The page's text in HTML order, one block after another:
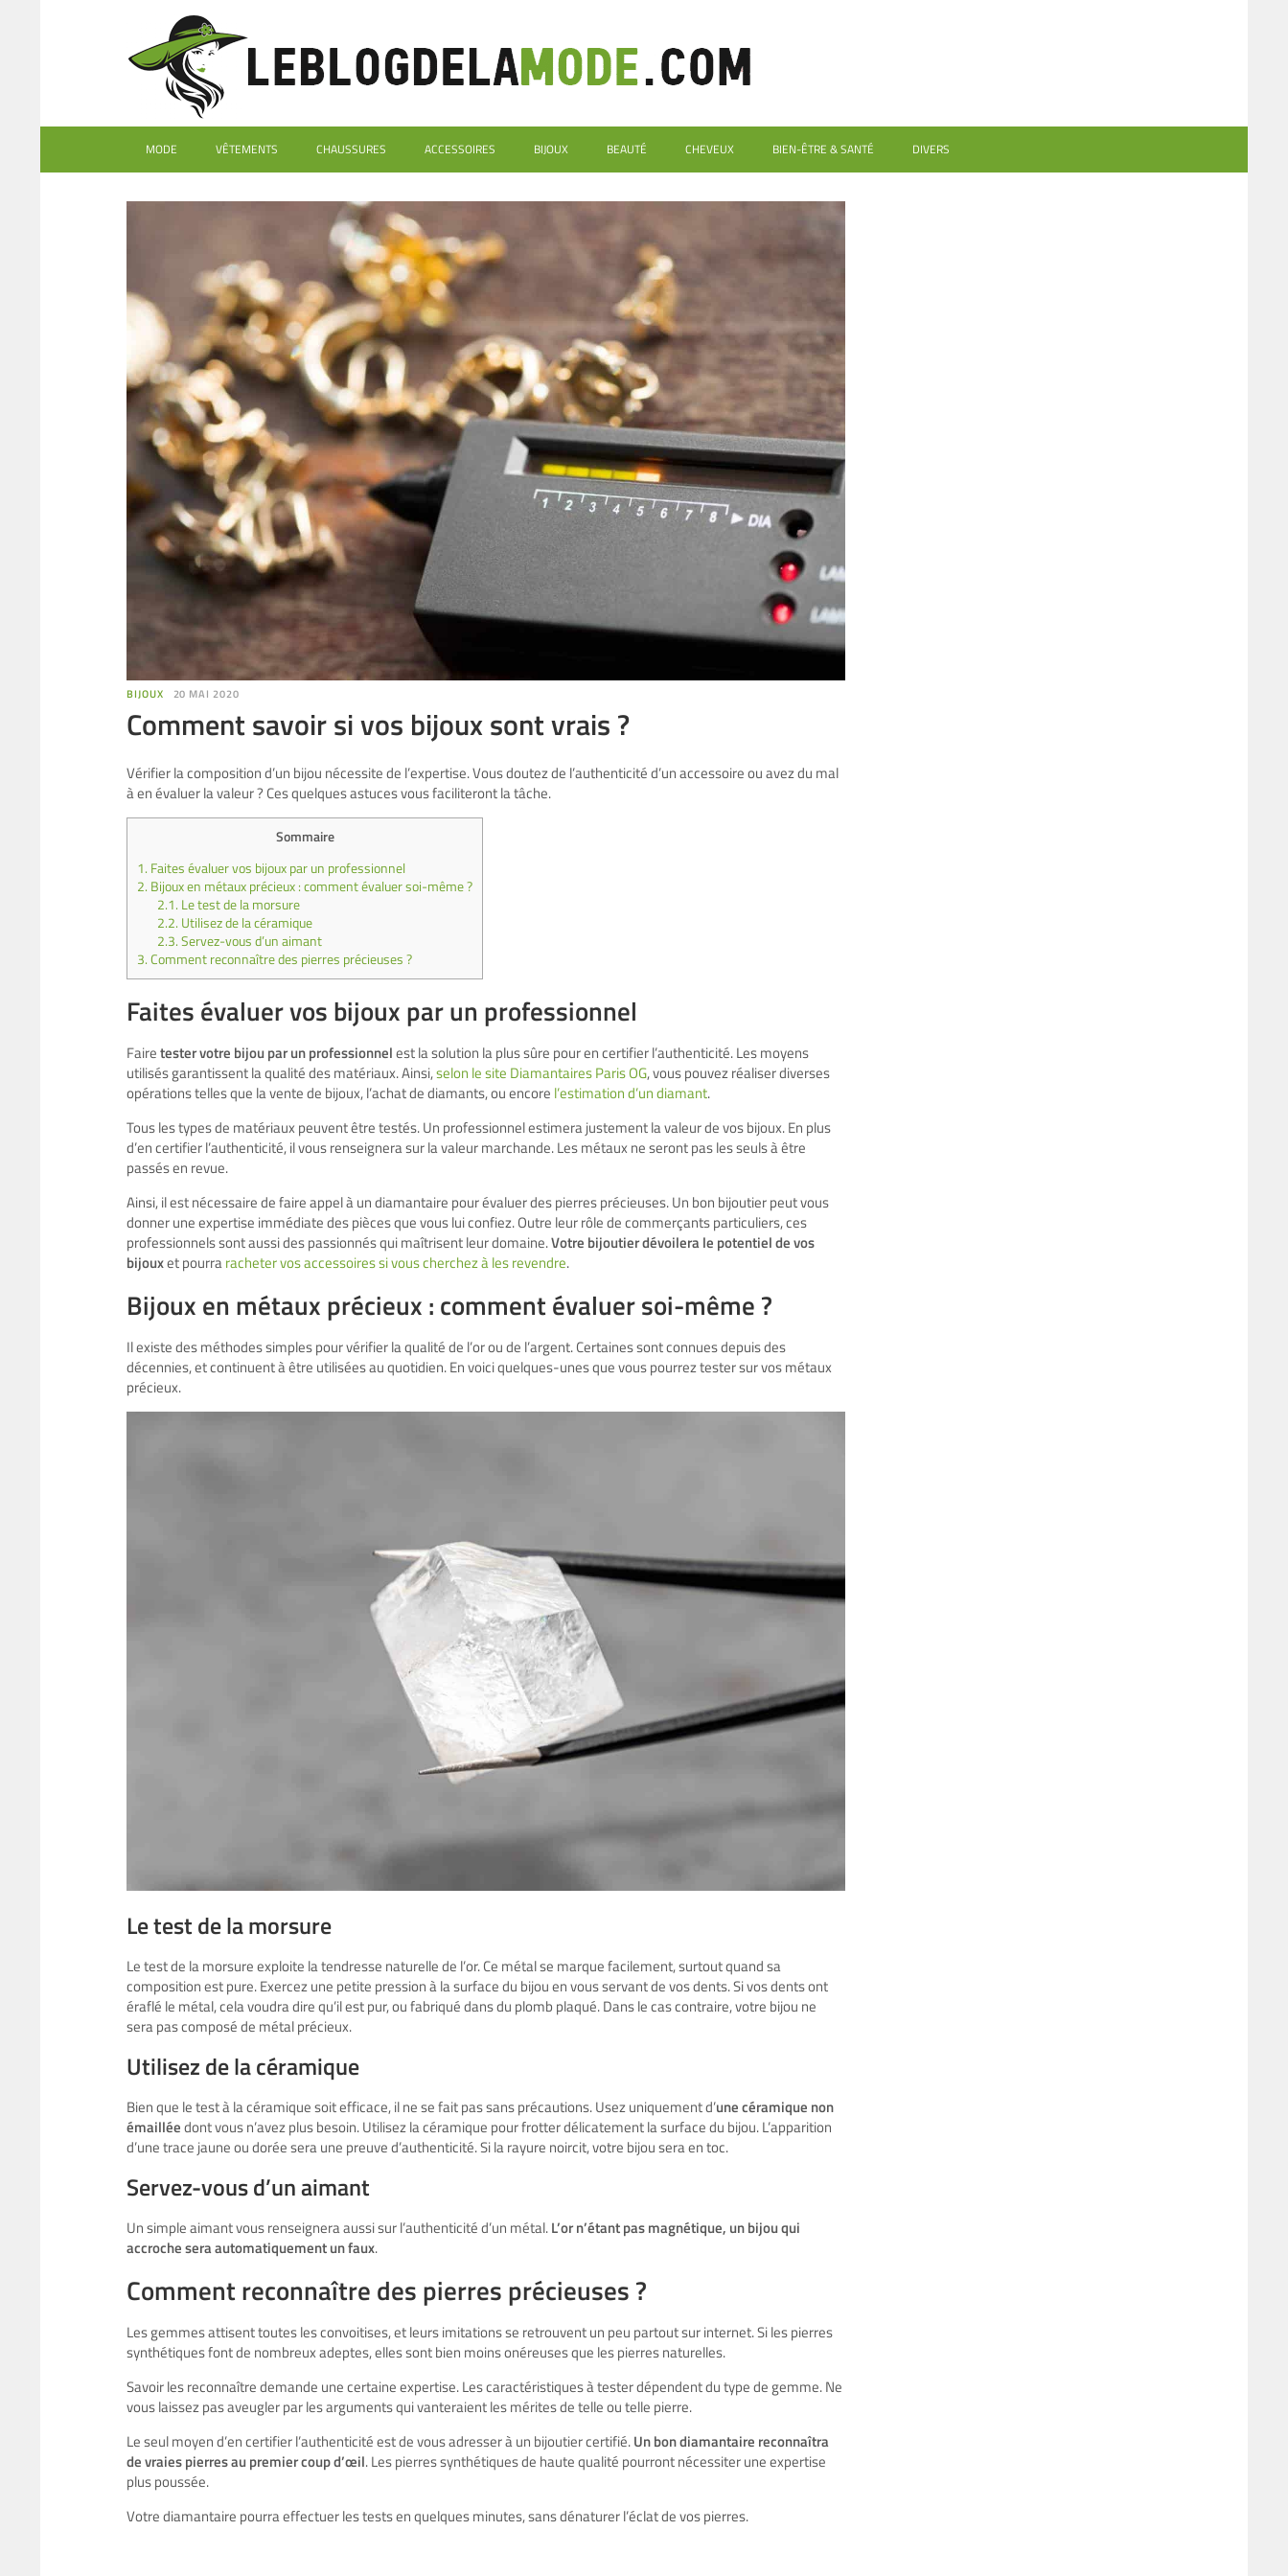
MODE VÊTEMENTS CHAUSSURES ACCESSOIRES BIJOUX BEAUTÉ CHEVEUX BIEN-ÊTRE & SANTÉ DIVERS
BIJOUX 20 MAI 2020
Comment savoir si vos bijoux sont vrais ?
Vérifier la composition d’un bijou nécessite de l’expertise. Vous doutez de l’authenticité d’un accessoire ou avez du mal
à en évaluer la valeur ? Ces quelques astuces vous faciliteront la tâche.
Sommaire
1. Faites évaluer vos bijoux par un professionnel
2. Bijoux en métaux précieux : comment évaluer soi-même ?
2.1. Le test de la morsure
2.2. Utilisez de la céramique
2.3.Servez-vous d’un aimant
3.Comment reconnaître des pierres précieuses ?
Faites évaluer vos bijoux par un professionnel
Fairetester votre bijou par un professionnelest la solution la plus sûre pour en certifier l’authenticité. Les moyens
utilisés garantissent la qualité des matériaux. Ainsi,selon le site Diamantaires Paris OG, vous pouvez réaliser diverses
opérations telles que la vente de bijoux, l’achat de diamants, ou encore l’estimation d’un diamant.
Tous les types de matériaux peuvent être testés. Un professionnel estimera justement la valeur de vos bijoux. En plus
d’en certifier l’authenticité, il vous renseignera sur la valeur marchande. Les métaux ne seront pas les seuls à être
passés en revue.
Ainsi, il est nécessaire de faire appel à un diamantaire pour évaluer des pierres précieuses. Un bon bijoutier peut vous
donner une expertise immédiate des pièces que vous lui confiez. Outre leur rôle de commerçants particuliers, ces
professionnels sont aussi des passionnés qui maîtrisent leur domaine.Votre bijoutier dévoilera le potentiel de vos
bijouxet pourraracheter vos accessoires si vous cherchez à les revendre.
Bijoux en métaux précieux : comment évaluer soi-même ?
Il existe des méthodes simples pour vérifier la qualité de l’or ou de l’argent. Certaines sont connues depuis des
décennies, et continuent à être utilisées au quotidien. En voici quelques-unes que vous pourrez tester sur vos métaux
précieux.
Le test de la morsure
Le test de la morsure exploite la tendresse naturelle de l’or. Ce métal se marque facilement, surtout quand sa
composition est pure. Exercez une petite pression à la surface du bijou en vous servant de vos dents. Si vos dents ont
éraflé le métal, cela voudra dire qu’il est pur, ou fabriqué dans du plomb plaqué. Dans le cas contraire, votre bijou ne
sera pas composé de métal précieux.
Utilisez de la céramique
Bien que le test à la céramique soit efficace, il ne se fait pas sans précautions. Usez uniquement d’une céramique non
émailléedont vous n’avez plus besoin. Utilisez la céramique pour frotter délicatement la surface du bijou. L’apparition
d’une trace jaune ou dorée sera une preuve d’authenticité. Si la rayure noircit, votre bijou sera en toc.
Servez-vous d’un aimant
Un simple aimant vous renseignera aussi sur l’authenticité d’un métal.L’or n’étant pas magnétique, un bijou qui
accroche sera automatiquement un faux.
Comment reconnaître des pierres précieuses ?
Les gemmes attisent toutes les convoitises, et leurs imitations se retrouvent un peu partout sur internet. Si les pierres
synthétiques font de nombreux adeptes, elles sont bien moins onéreuses que les pierres naturelles.
Savoir les reconnaître demande une certaine expertise. Les caractéristiques à tester dépendent du type de gemme. Ne
vous laissez pas aveugler par les arguments qui vanteraient les mérites de telle ou telle pierre.
Le seul moyen d’en certifier l’authenticité est de vous adresser à un bijoutier certifié.Un bon diamantaire reconnaîtra
de vraies pierres au premier coupd’œil. Les pierres synthétiques de haute qualité pourront nécessiter une expertise
plus poussée.
Votre diamantaire pourra effectuer les tests en quelques minutes, sans dénaturer l’éclat de vos pierres.